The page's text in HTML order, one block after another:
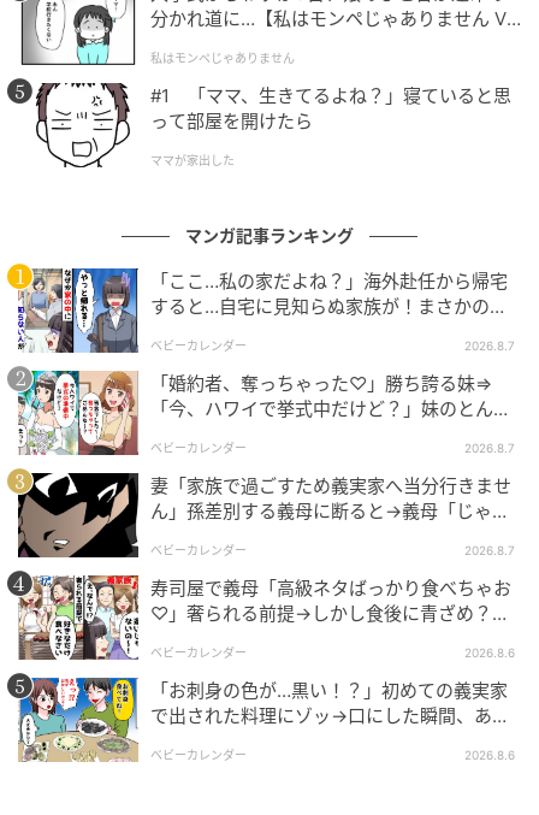
エキサイトニュース
エキサイトニュース
分かれ道に…【私はモンペじゃありません Vo
私はモンペじゃありません
#1 「ママ、生きてるよね？」寝ていると思
って部屋を開けたら
ママが家出した
マンガ記事ランキング
「ここ…私の家だよね？」海外赴任から帰宅
すると…自宅に見知らぬ家族が！まさかの真
ベビーカレンダー 2026.8.7
「婚約者、奪っちゃった♡」勝ち誇る妹⇒
「今、ハワイで挙式中だけど？」妹のとんで
ベビーカレンダー 2026.8.7
妻「家族で過ごすため義実家へ当分行きませ
ん」孫差別する義母に断ると→義母「じゃ
ベビーカレンダー 2026.8.7
寿司屋で義母「高級ネタばっかり食べちゃお
♡」奢られる前提→しかし食後に青ざめ？通
ベビーカレンダー 2026.8.6
「お刺身の色が…黒い！？」初めての義実家
で出された料理にゾッ→口にした瞬間、あ
ベビーカレンダー 2026.8.6